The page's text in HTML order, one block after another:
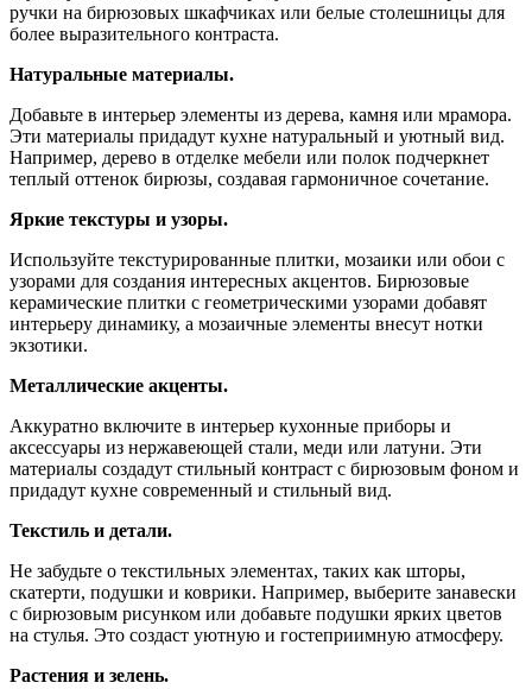
ручки на бирюзовых шкафчиках или белые столешницы для
более выразительного контраста.
Натуральные материалы.
Добавьте в интерьер элементы из дерева, камня или мрамора.
Эти материалы придадут кухне натуральный и уютный вид.
Например, дерево в отделке мебели или полок подчеркнет
теплый оттенок бирюзы, создавая гармоничное сочетание.
Яркие текстуры и узоры.
Используйте текстурированные плитки, мозаики или обои с
узорами для создания интересных акцентов. Бирюзовые
керамические плитки с геометрическими узорами добавят
интерьеру динамику, а мозаичные элементы внесут нотки
экзотики.
Металлические акценты.
Аккуратно включите в интерьер кухонные приборы и
аксессуары из нержавеющей стали, меди или латуни. Эти
материалы создадут стильный контраст с бирюзовым фоном и
придадут кухне современный и стильный вид.
Текстиль и детали.
Не забудьте о текстильных элементах, таких как шторы,
скатерти, подушки и коврики. Например, выберите занавески
с бирюзовым рисунком или добавьте подушки ярких цветов
на стулья. Это создаст уютную и гостеприимную атмосферу.
Растения и зелень.